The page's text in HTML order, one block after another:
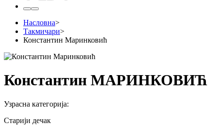
Насловна>
Такмичари>
Константин Маринковић
Константин МАРИНКОВИЋ
Узрасна категорија:
Старији дечак